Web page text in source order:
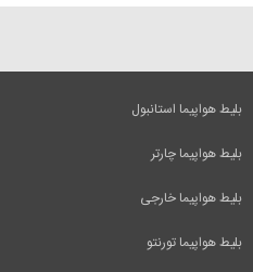
بلیط هواپیما استانبول
بلیط هواپیما چارتر
بلیط هواپیما خارجی
بلیط هواپیما تورنتو